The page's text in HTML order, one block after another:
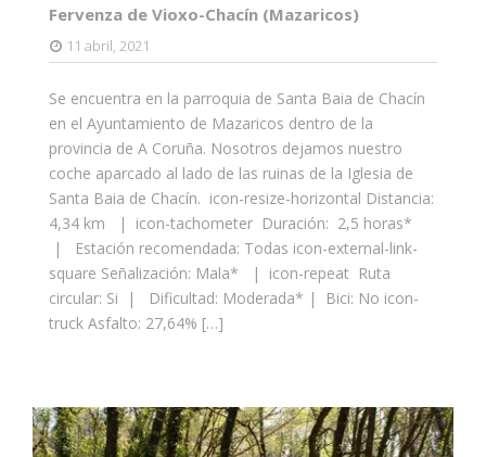
Fervenza de Vioxo-Chacín (Mazaricos)
11 abril, 2021
Se encuentra en la parroquia de Santa Baia de Chacín
en el Ayuntamiento de Mazaricos dentro de la
provincia de A Coruña. Nosotros dejamos nuestro
coche aparcado al lado de las ruinas de la Iglesia de
Santa Baia de Chacín. icon-resize-horizontal Distancia:
4,34 km | icon-tachometer Duración: 2,5 horas*
| Estación recomendada: Todas icon-external-link-
square Señalización: Mala* | icon-repeat Ruta
circular: Si | Dificultad: Moderada* | Bici: No icon-
truck Asfalto: 27,64% […]